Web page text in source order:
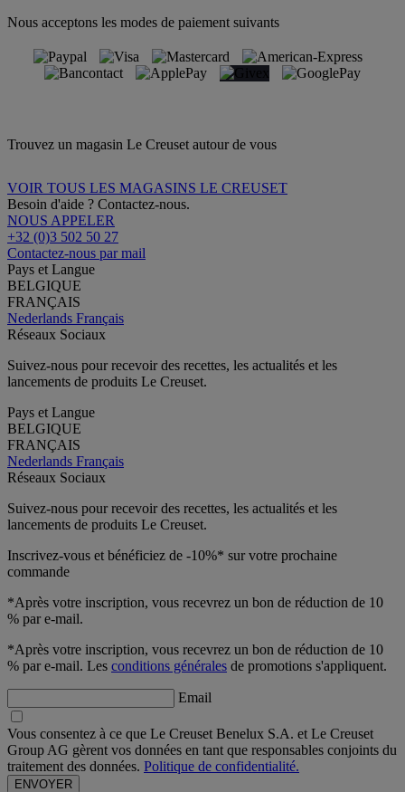
Nous acceptons les modes de paiement suivants
Trouvez un magasin Le Creuset autour de vous
VOIR TOUS LES MAGASINS LE CREUSET
Besoin d'aide ? Contactez-nous.
NOUS APPELER
+32 (0)3 502 50 27
Contactez-nous par mail
Pays et Langue
BELGIQUE
FRANÇAIS
Nederlands Français
Réseaux Sociaux
Suivez-nous pour recevoir des recettes, les actualités et les
lancements de produits Le Creuset.
Pays et Langue
BELGIQUE
FRANÇAIS
Nederlands Français
Réseaux Sociaux
Suivez-nous pour recevoir des recettes, les actualités et les
lancements de produits Le Creuset.
Inscrivez-vous et bénéficiez de -10%* sur votre prochaine
commande
*Après votre inscription, vous recevrez un bon de réduction de 10
% par e-mail.
*Après votre inscription, vous recevrez un bon de réduction de 10
% par e-mail. Les conditions générales de promotions s'appliquent.
Email
Vous consentez à ce que Le Creuset Benelux S.A. et Le Creuset
Group AG gèrent vos données en tant que responsables conjoints du
traitement des données. Politique de confidentialité.